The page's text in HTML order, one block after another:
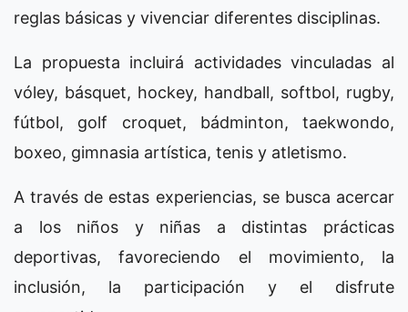
reglas básicas y vivenciar diferentes disciplinas.
La propuesta incluirá actividades vinculadas al
vóley, básquet, hockey, handball, softbol, rugby,
fútbol, golf croquet, bádminton, taekwondo,
boxeo, gimnasia artística, tenis y atletismo.
A través de estas experiencias, se busca acercar
a los niños y niñas a distintas prácticas
deportivas, favoreciendo el movimiento, la
inclusión, la participación y el disfrute